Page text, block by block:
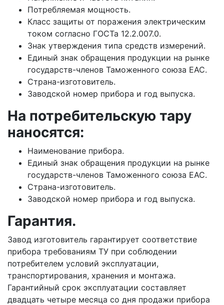
Потребляемая мощность.
Класс защиты от поражения электрическим
током согласно ГОСТа 12.2.007.0.
Знак утверждения типа средств измерений.
Единый знак обращения продукции на рынке
государств-членов Таможенного союза ЕАС.
Страна-изготовитель.
Заводской номер прибора и год выпуска.
На потребительскую тару
наносятся:
Наименование прибора.
Единый знак обращения продукции на рынке
государств-членов Таможенного союза ЕАС.
Страна-изготовитель.
Заводской номер прибора и год выпуска.
Гарантия.
Завод изготовитель гарантирует соответствие
прибора требованиям ТУ при соблюдении
потребителем условий эксплуатации,
транспортирования, хранения и монтажа.
Гарантийный срок эксплуатации составляет
двадцать четыре месяца со дня продажи прибора